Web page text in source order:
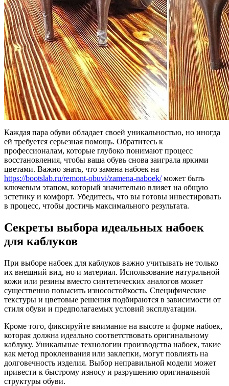
Каждая пара обуви обладает своей уникальностью, но иногда
ей требуется серьезная помощь. Обратитесь к
профессионалам, которые глубоко понимают процесс
восстановления, чтобы ваша обувь снова заиграла яркими
цветами. Важно знать, что замена набоек на
https://bootslab.ru/remont-obuvi/zamena-naboek/может быть
ключевым этапом, который значительно влияет на общую
эстетику и комфорт. Убедитесь, что вы готовы инвестировать
в процесс, чтобы достичь максимального результата.
Секреты выбора идеальных набоек
для каблуков
При выборе набоек для каблуков важно учитывать не только
их внешний вид, но и материал. Использование натуральной
кожи или резины вместо синтетических аналогов может
существенно повысить износостойкость. Специфические
текстуры и цветовые решения подбираются в зависимости от
стиля обуви и предполагаемых условий эксплуатации.
Кроме того, фиксируйте внимание на высоте и форме набоек,
которая должна идеально соответствовать оригинальному
каблуку. Уникальные технологии производства набоек, такие
как метод проклеивания или заклепки, могут повлиять на
долговечность изделия. Выбор неправильной модели может
привести к быстрому износу и разрушению оригинальной
структуры обуви.